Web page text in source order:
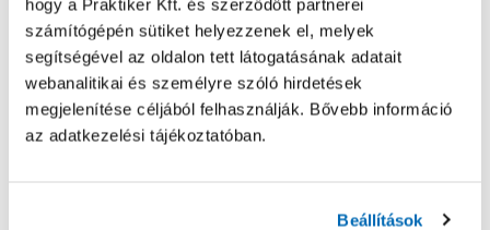
hogy a Praktiker Kft. és szerződött partnerei
számítógépén sütiket helyezzenek el, melyek
segítségével az oldalon tett látogatásának adatait
webanalitikai és személyre szóló hirdetések
megjelenítése céljából felhasználják. Bővebb információ
az adatkezelési tájékoztatóban.
Beállítások